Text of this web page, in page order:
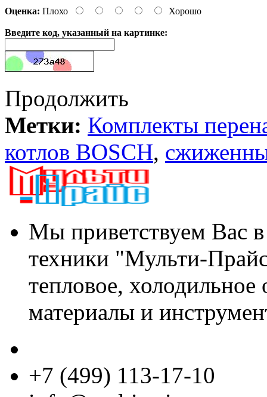
Оценка: Плохо Хорошо
Введите код, указанный на картинке:
Продолжить
Метки: Комплекты
котлов BOSCH,
Мы приветствуем Вас
техники "Мульти-
тепловое,
материалы и
+7 (499) 113-17-10